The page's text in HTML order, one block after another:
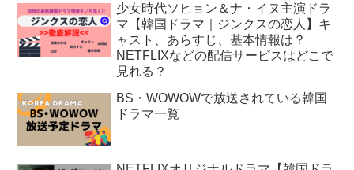
少女時代ソヒョン＆ナ・イヌ主演ドラ
マ【韓国ドラマ｜ジンクスの恋人】キ
ャスト、あらすじ、基本情報は？
NETFLIXなどの配信サービスはどこで
見れる？
BS・WOWOWで放送されている韓国
ドラマ一覧